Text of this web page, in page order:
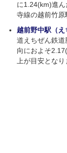
に1.24(km)進
寺線の越前竹原
越前野中駅（え
道えちぜん鉄
向におよそ
上が目安となり